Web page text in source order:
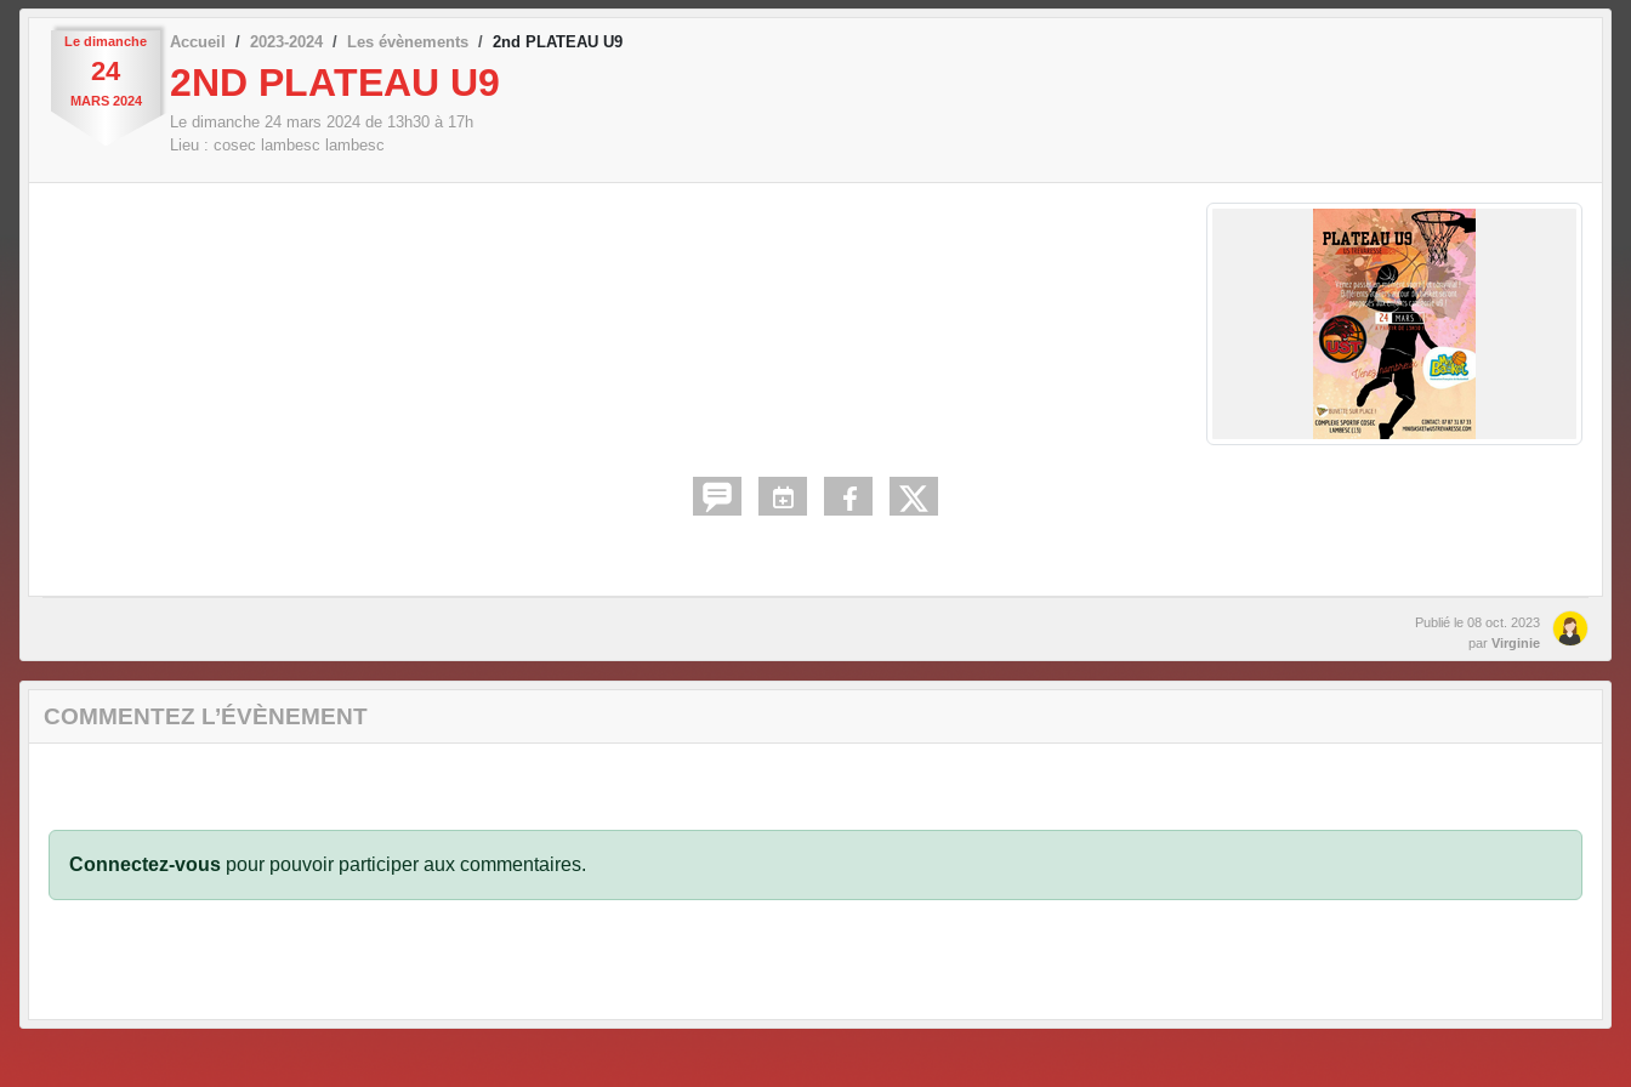
Le dimanche
24
MARS 2024
Accueil 2023-2024 Les évènements 2nd PLATEAU U9
2ND PLATEAU U9
Le dimanche 24 mars 2024 de 13h30 à 17h
Lieu : cosec lambesc lambesc
Publié le 08 oct. 2023
par Virginie
COMMENTEZ L’ÉVÈNEMENT
Connectez-vous pour pouvoir participer aux commentaires.